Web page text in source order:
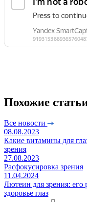
Похожие
Все новости
08.08.2023
Какие витамины для
зрения
27.08.2023
Расфокусировка зрения
11.04.2024
Лютеин для зрения: его
здоровье глаз